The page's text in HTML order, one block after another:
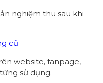
nghiệm thu sau khi
cũ
website, fanpage,
sử dụng.